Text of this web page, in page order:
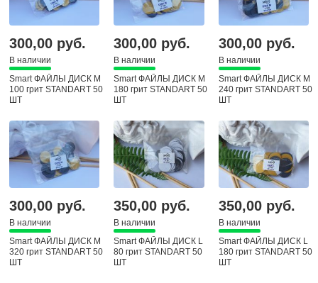
300,00 руб.
В наличии
Smart ФАЙЛЫ ДИСК М
100 грит STANDART 50
ШТ
300,00 руб.
В наличии
Smart ФАЙЛЫ ДИСК М
180 грит STANDART 50
ШТ
300,00 руб.
В наличии
Smart ФАЙЛЫ ДИСК М
240 грит STANDART 50
ШТ
300,00 руб.
В наличии
Smart ФАЙЛЫ ДИСК М
320 грит STANDART 50
ШТ
350,00 руб.
В наличии
Smart ФАЙЛЫ ДИСК L
80 грит STANDART 50
ШТ
350,00 руб.
В наличии
Smart ФАЙЛЫ ДИСК L
180 грит STANDART 50
ШТ